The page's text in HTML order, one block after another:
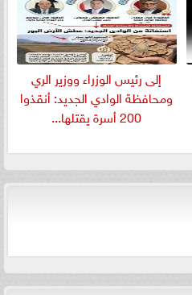
إلى رئيس الوزراء ووزير الري
ومحافظة الوادي الجديد: أنقذوا
200 أسرة يقتلها...